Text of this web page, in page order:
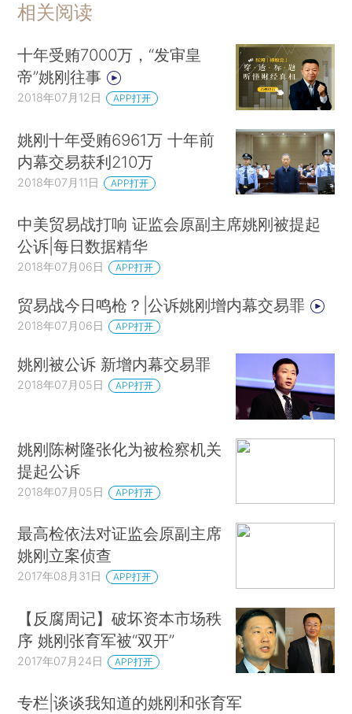
相关阅读
十年受贿7000万，“发审皇
帝”姚刚往事
2018年07月12日 APP打开
姚刚十年受贿6961万 十年前
内幕交易获利210万
2018年07月11日 APP打开
中美贸易战打响 证监会原副主席姚刚被提起
公诉|每日数据精华
2018年07月06日 APP打开
贸易战今日鸣枪？|公诉姚刚增内幕交易罪
2018年07月06日 APP打开
姚刚被公诉 新增内幕交易罪
2018年07月05日 APP打开
姚刚陈树隆张化为被检察机关
提起公诉
2018年07月05日 APP打开
最高检依法对证监会原副主席
姚刚立案侦查
2017年08月31日 APP打开
【反腐周记】破坏资本市场秩
序 姚刚张育军被“双开”
2017年07月24日 APP打开
专栏|谈谈我知道的姚刚和张育军